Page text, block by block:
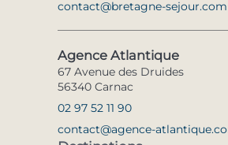
contact@bretagne-sejour.com
Agence Atlantique
67 Avenue des Druides
56340 Carnac
02 97 52 11 90
contact@agence-